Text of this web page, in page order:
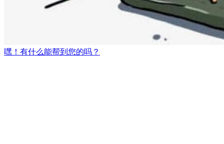
嘿！有什么能帮到您的吗？